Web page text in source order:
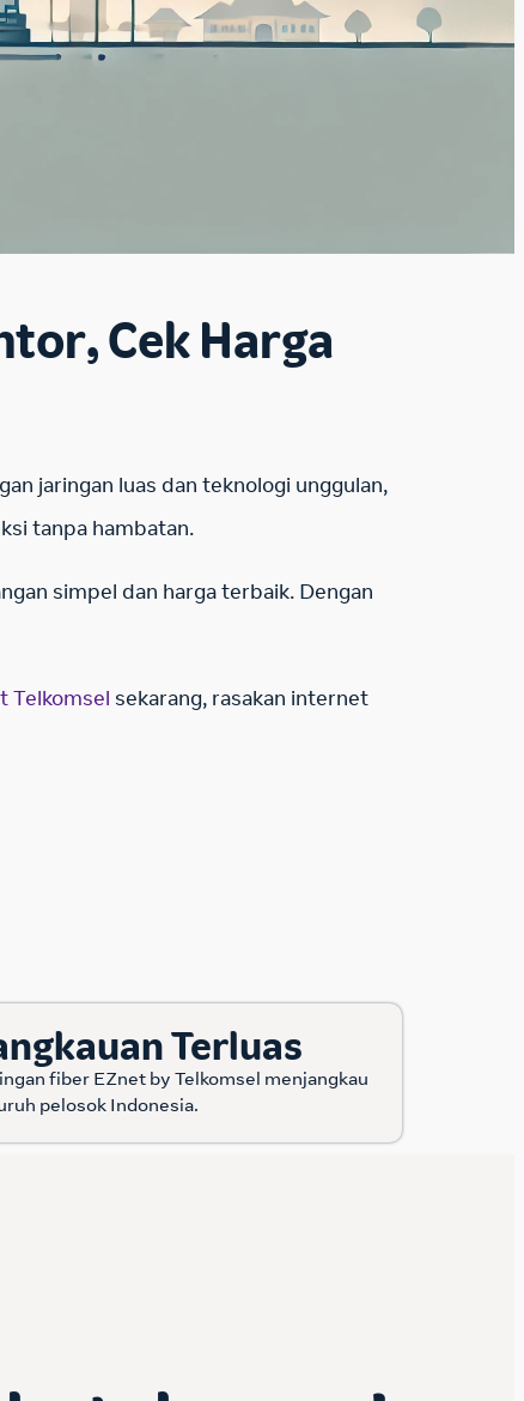
Cek Harga
jaringan luas dan teknologi unggulan,
tanpa hambatan.
simpel dan harga terbaik. Dengan
Telkomsel sekarang, rasakan internet
Terluas
fiber EZnet by Telkomsel menjangkau
pelosok Indonesia.